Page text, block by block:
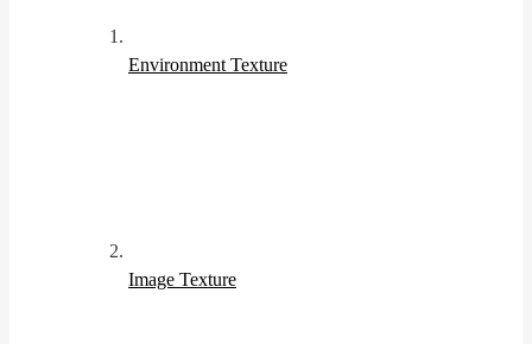
Environment Texture
Image Texture